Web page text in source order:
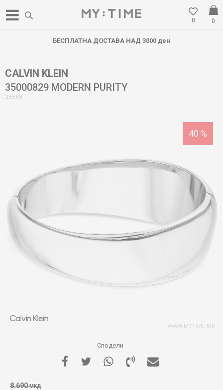
0
0
БЕСПЛАТНА ДОСТАВА НАД 3000 ден
CALVIN KLEIN
35000829 MODERN PURITY
35569
40 %
Сподели
8.690 МКД